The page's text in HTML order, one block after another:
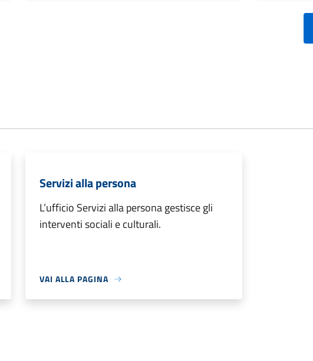
Servizi alla persona
L’ufficio Servizi alla persona gestisce gli
interventi sociali e culturali.
VAI ALLA PAGINA